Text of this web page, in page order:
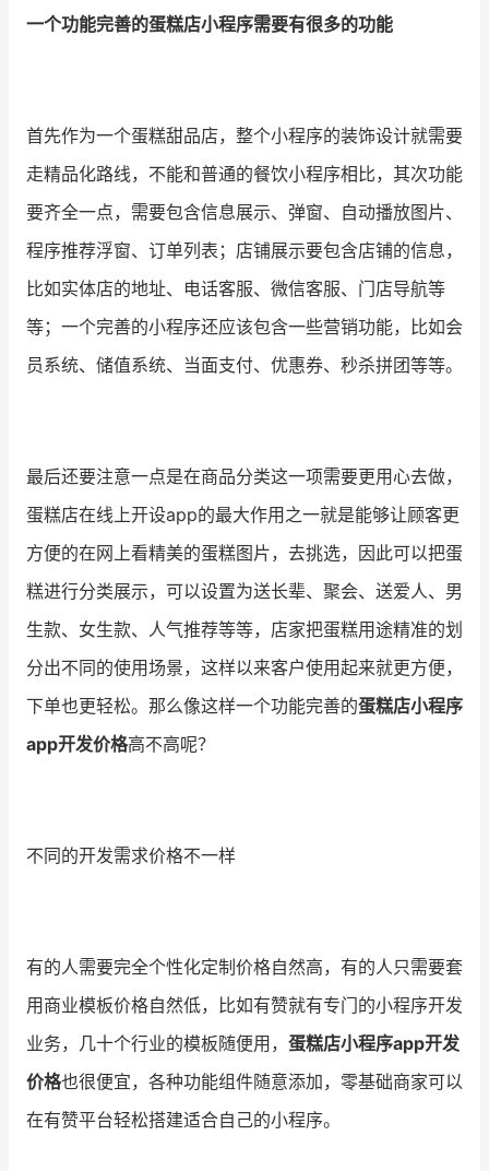
合作共进
入驻有赞 认证代理商
有赞云 数据通服务
一个功能完善的蛋糕店小程序需要有很多的功能
首先作为一个蛋糕甜品店，整个小程序的装饰设计就需要
走精品化路线，不能和普通的餐饮小程序相比，其次功能
要齐全一点，需要包含信息展示、弹窗、自动播放图片、
程序推荐浮窗、订单列表；店铺展示要包含店铺的信息，
比如实体店的地址、电话客服、微信客服、门店导航等
等；一个完善的小程序还应该包含一些营销功能，比如会
员系统、储值系统、当面支付、优惠券、秒杀拼团等等。
最后还要注意一点是在商品分类这一项需要更用心去做，
蛋糕店在线上开设app的最大作用之一就是能够让顾客更
方便的在网上看精美的蛋糕图片，去挑选，因此可以把蛋
糕进行分类展示，可以设置为送长辈、聚会、送爱人、男
生款、女生款、人气推荐等等，店家把蛋糕用途精准的划
分出不同的使用场景，这样以来客户使用起来就更方便，
下单也更轻松。那么像这样一个功能完善的蛋糕店小程序
app开发价格高不高呢？
不同的开发需求价格不一样
有的人需要完全个性化定制价格自然高，有的人只需要套
用商业模板价格自然低，比如有赞就有专门的小程序开发
业务，几十个行业的模板随便用， 蛋糕店小程序app开发
价格也很便宜，各种功能组件随意添加，零基础商家可以
在有赞平台轻松搭建适合自己的小程序。